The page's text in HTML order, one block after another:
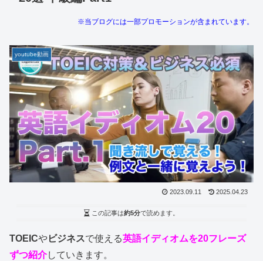
※当ブログには一部プロモーションが含まれています。
youtube動画
2023.09.11 2025.04.23
この記事は約5分で読めます。
TOEICやビジネスで使える英語イディオムを20フレーズ
ずつ紹介していきます。